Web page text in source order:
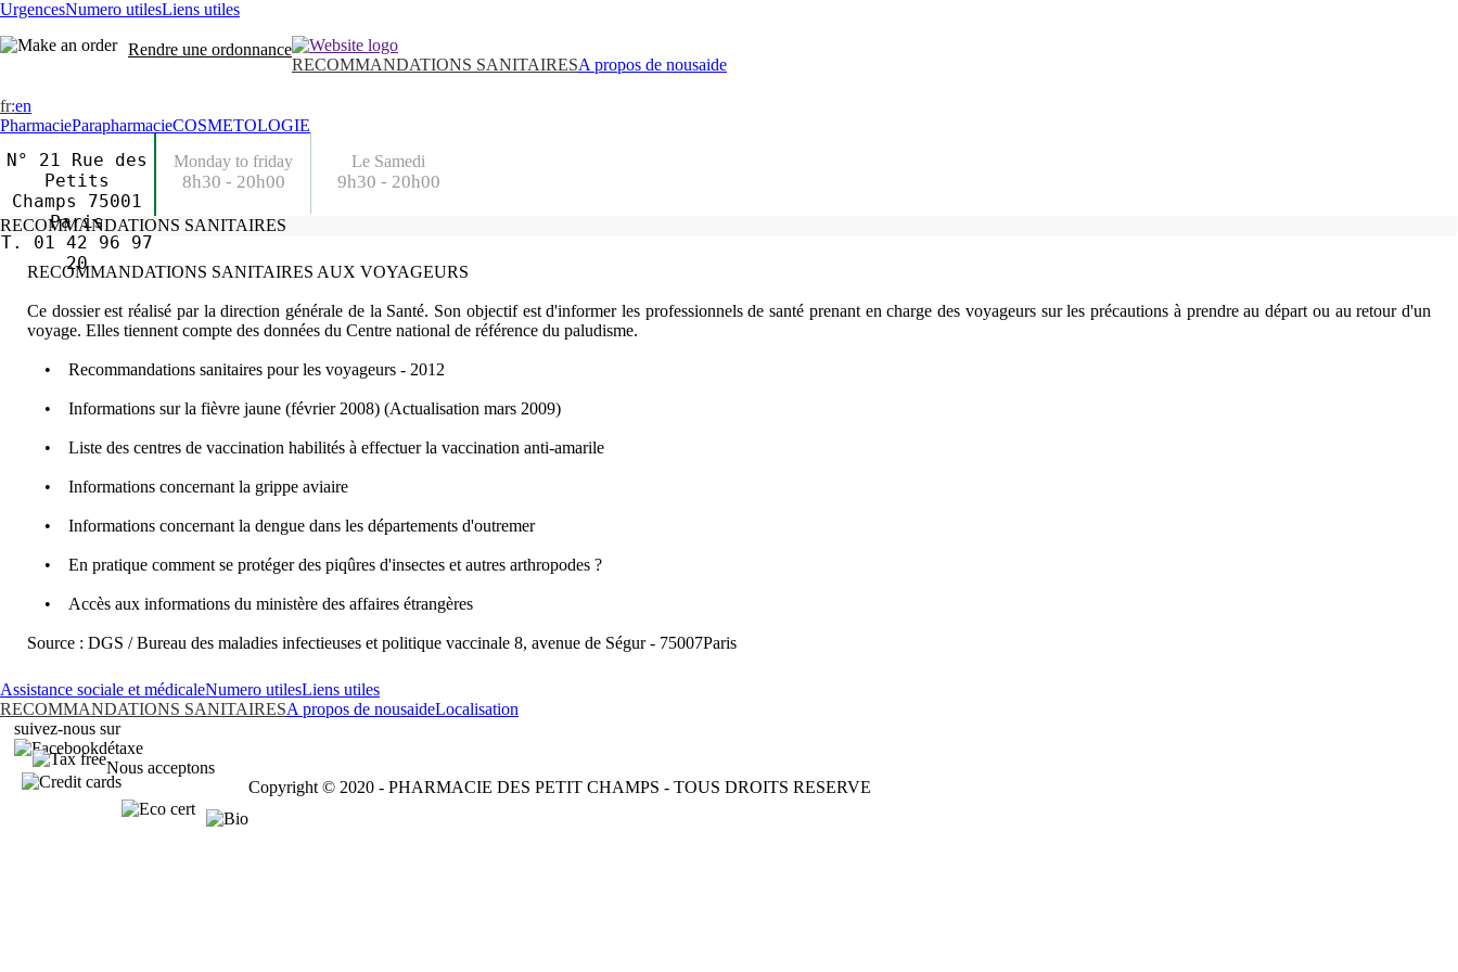
UrgencesNumero utilesLiens utiles
Rendre une ordonnance
RECOMMANDATIONS SANITAIRESA propos de nousaide
fr:en
PharmacieParapharmacieCOSMETOLOGIE
N° 21 Rue des
Petits
Champs 75001
Paris
T. 01 42 96 97
20
Monday to friday
8h30 - 20h00
Le Samedi
9h30 - 20h00
RECOMMANDATIONS SANITAIRES
RECOMMANDATIONS SANITAIRES AUX VOYAGEURS
Ce dossier est réalisé par la direction générale de la Santé. Son objectif est d'informer les professionnels de santé prenant en charge des voyageurs sur les précautions à prendre au départ ou au retour d'un
voyage. Elles tiennent compte des données du Centre national de référence du paludisme.
• Recommandations sanitaires pour les voyageurs - 2012
• Informations sur la fièvre jaune (février 2008) (Actualisation mars 2009)
• Liste des centres de vaccination habilités à effectuer la vaccination anti-amarile
• Informations concernant la grippe aviaire
• Informations concernant la dengue dans les départements d'outremer
• En pratique comment se protéger des piqûres d'insectes et autres arthropodes ?
• Accès aux informations du ministère des affaires étrangères
Source : DGS / Bureau des maladies infectieuses et politique vaccinale 8, avenue de Ségur - 75007Paris
Assistance sociale et médicaleNumero utilesLiens utiles
RECOMMANDATIONS SANITAIRESA propos de nousaideLocalisation
suivez-nous sur
détaxe
Nous acceptons
Copyright © 2020 - PHARMACIE DES PETIT CHAMPS - TOUS DROITS RESERVE